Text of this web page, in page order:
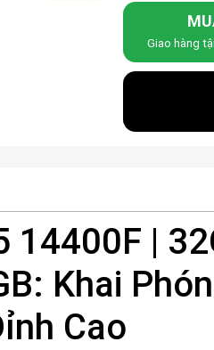
Giao hàng
14400F |
Khai
Cao